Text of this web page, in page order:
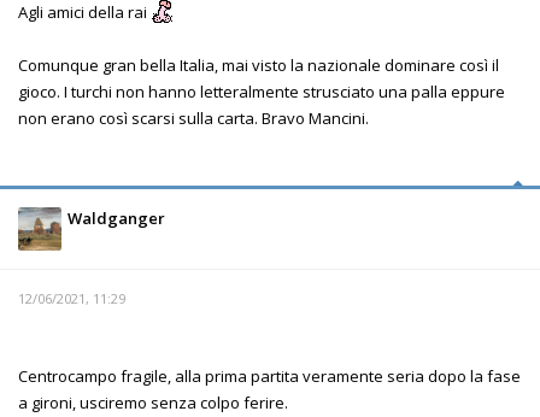
Agli amici della rai
Comunque gran bella Italia, mai visto la nazionale dominare così il
gioco. I turchi non hanno letteralmente strusciato una palla eppure
non erano così scarsi sulla carta. Bravo Mancini.
Waldganger
12/06/2021, 11:29
Centrocampo fragile, alla prima partita veramente seria dopo la fase
a gironi, usciremo senza colpo ferire.